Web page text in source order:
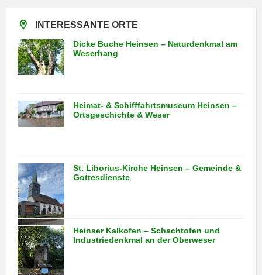
INTERESSANTE ORTE
Dicke Buche Heinsen – Naturdenkmal am
Weserhang
Heimat- & Schifffahrtsmuseum Heinsen –
Ortsgeschichte & Weser
St. Liborius-Kirche Heinsen – Gemeinde &
Gottesdienste
Heinser Kalkofen – Schachtofen und
Industriedenkmal an der Oberweser